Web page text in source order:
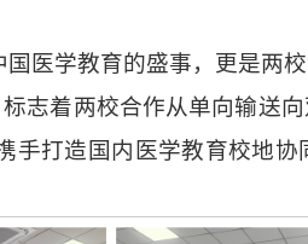
医学教育的盛事，更是两
志着两校合作从单向输送
打造国内医学教育校地